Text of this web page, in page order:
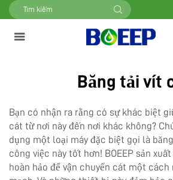
Băng tải vít
Bạn có nhận ra rằng có sự khác biệt
cát từ nơi này đến nơi khác không?
dụng một loại máy đặc biệt gọi là
công việc này tốt hơn! BOEEP sản
hoàn hảo để vận chuyển cát một